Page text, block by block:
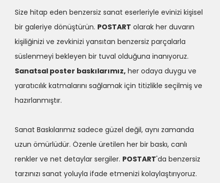
Size hitap eden benzersiz sanat eserleriyle evinizi kişisel
bir galeriye dönüştürün. POSTART olarak her duvarın
kişiliğinizi ve zevkinizi yansıtan benzersiz parçalarla
süslenmeyi bekleyen bir tuval olduğuna inanıyoruz.
Sanatsal poster baskılarımız, her odaya duygu ve
yaratıcılık katmalarını sağlamak için titizlikle seçilmiş ve
hazırlanmıştır.
Sanat Baskılarımız sadece güzel değil, aynı zamanda
uzun ömürlüdür. Özenle üretilen her bir baskı, canlı
renkler ve net detaylar sergiler. POSTART'da benzersiz
tarzınızı sanat yoluyla ifade etmenizi kolaylaştırıyoruz.